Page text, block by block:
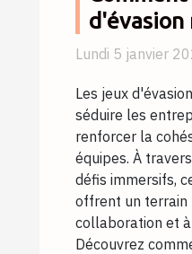
les liens
Lundi 5 janvier
Les jeux
séduire les
renforcer la
équipes. À
défis immersifs,
offrent un terrain
collaboration et
Découvrez